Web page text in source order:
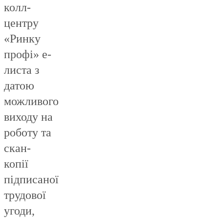
колл-
центру
«Ринку
профі» е-
листа з
датою
можливого
виходу на
роботу та
скан-
копії
підписаної
трудової
угоди,